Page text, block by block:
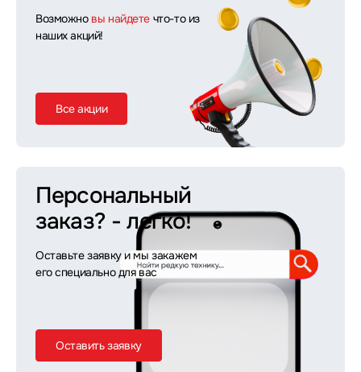
Возможно вы найдете что-то из
наших акций!
Все акции
Персональный
заказ? - легко!
Оставьте заявку и мы закажем
его специально для вас
Оставить заявку